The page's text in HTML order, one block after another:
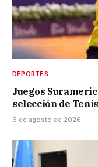
DEPORTES
Juegos
selección de Tenis
6 de agosto de 2026